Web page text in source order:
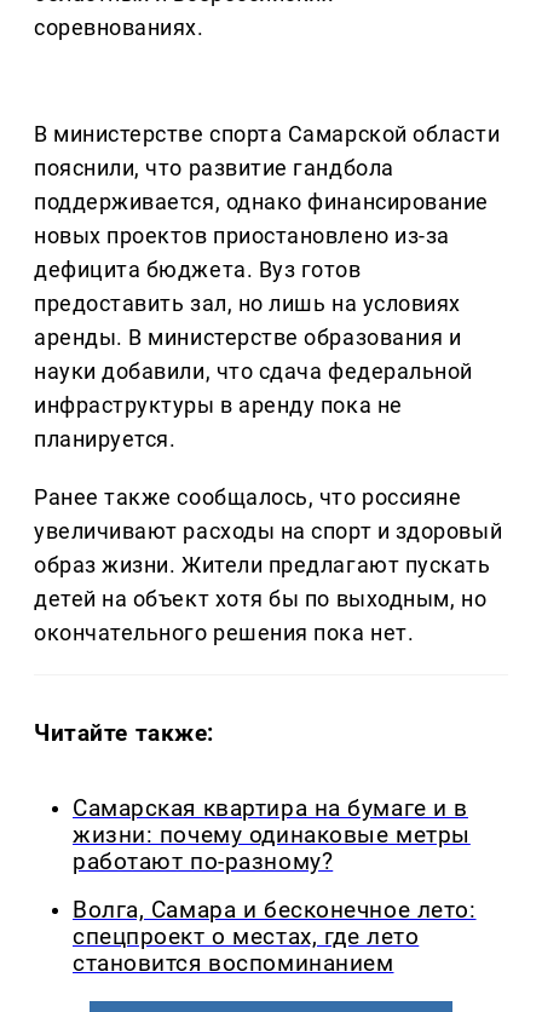
соревнованиях.
В министерстве спорта Самарской области
пояснили, что развитие гандбола
поддерживается, однако финансирование
новых проектов приостановлено из-за
дефицита бюджета. Вуз готов
предоставить зал, но лишь на условиях
аренды. В министерстве образования и
науки добавили, что сдача федеральной
инфраструктуры в аренду пока не
планируется.
Ранее также сообщалось, что россияне
увеличивают расходы на спорт и здоровый
образ жизни. Жители предлагают пускать
детей на объект хотя бы по выходным, но
окончательного решения пока нет.
Читайте также:
Самарская квартира на бумаге и в
жизни: почему одинаковые метры
работают по-разному?
Волга, Самара и бесконечное лето:
спецпроект о местах, где лето
становится воспоминанием